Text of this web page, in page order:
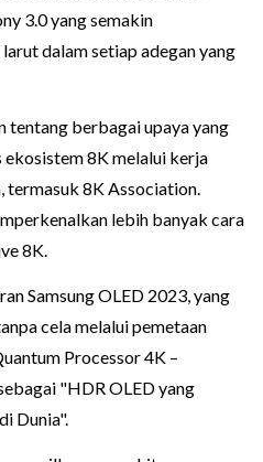
3.0 yang semakin
dalam setiap adegan yang
tentang berbagai upaya yang
8K melalui kerja
termasuk 8K Association.
lebih banyak cara
8K.
Samsung OLED 2023, yang
cela melalui pemetaan
Processor 4K –
"HDR OLED yang
Dunia".